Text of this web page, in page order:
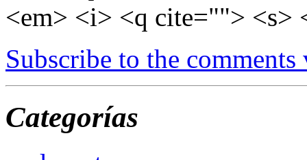
<em> <i> <q cite=""> <s>
Subscribe to the comments
Categorías